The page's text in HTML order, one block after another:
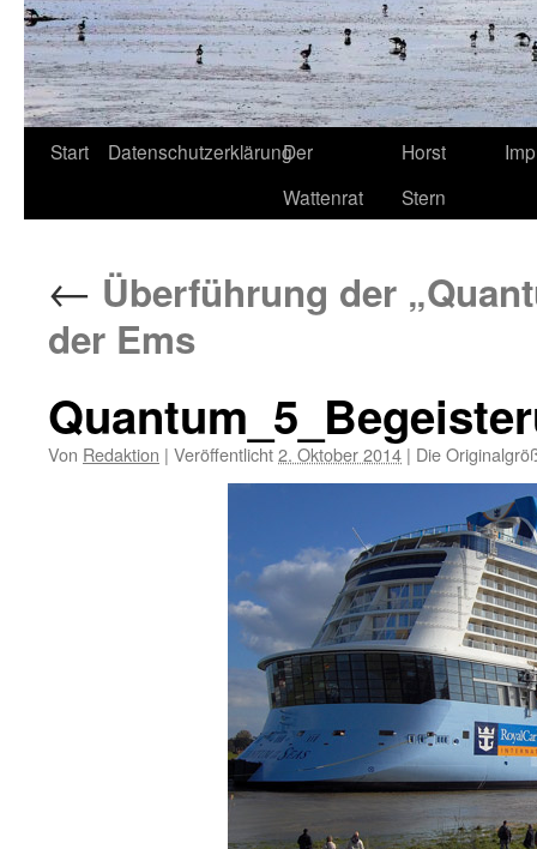
Start DatenschutzerklärungDer
Wattenrat
Horst
Stern
← Überführung der
der Ems
Von Redaktion | Veröffentlicht2. Oktober 2014 | Die